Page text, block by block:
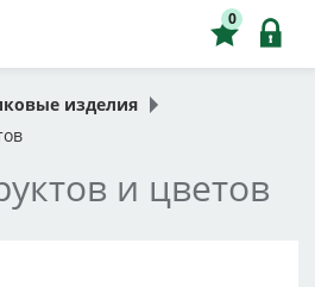
0
изделия
и цветов